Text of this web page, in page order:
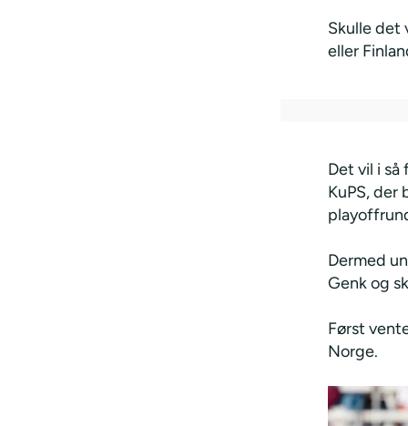
Skulle
eller
Det vil i
KuPS,
Dermed
Genk og
Først
Norge.